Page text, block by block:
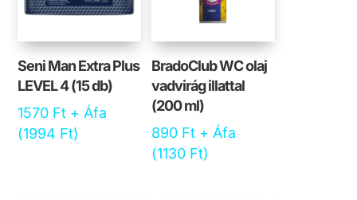
Seni Man Extra Plus
LEVEL 4 (15 db)
1570 Ft + Áfa
(1994 Ft)
BradoClub WC olaj
vadvirág illattal
(200 ml)
890 Ft + Áfa
(1130 Ft)